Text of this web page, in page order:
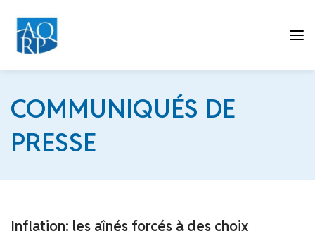
COMMUNIQUÉS DE
PRESSE
Inflation: les aînés forcés à des choix